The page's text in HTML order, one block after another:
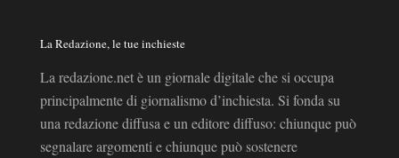
La Redazione, le tue inchieste
La redazione.net è un giornale digitale che si occupa
principalmente di giornalismo d’inchiesta. Si fonda su
una redazione diffusa e un editore diffuso: chiunque può
segnalare argomenti e chiunque può sostenere